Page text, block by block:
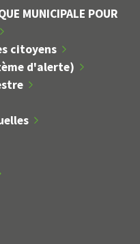
MUNICIPALE POUR
citoyens
d'alerte)